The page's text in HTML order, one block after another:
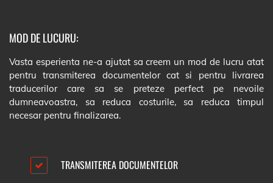
MOD DE LUCURU:
Vasta esperienta ne-a ajutat sa creem un mod de lucru atat
pentru transmiterea documentelor cat si pentru livrarea
traducerilor care sa se preteze perfect pe nevoile
dumneavoastra, sa reduca costurile, sa reduca timpul
necesar pentru finalizarea.
TRANSMITEREA DOCUMENTELOR